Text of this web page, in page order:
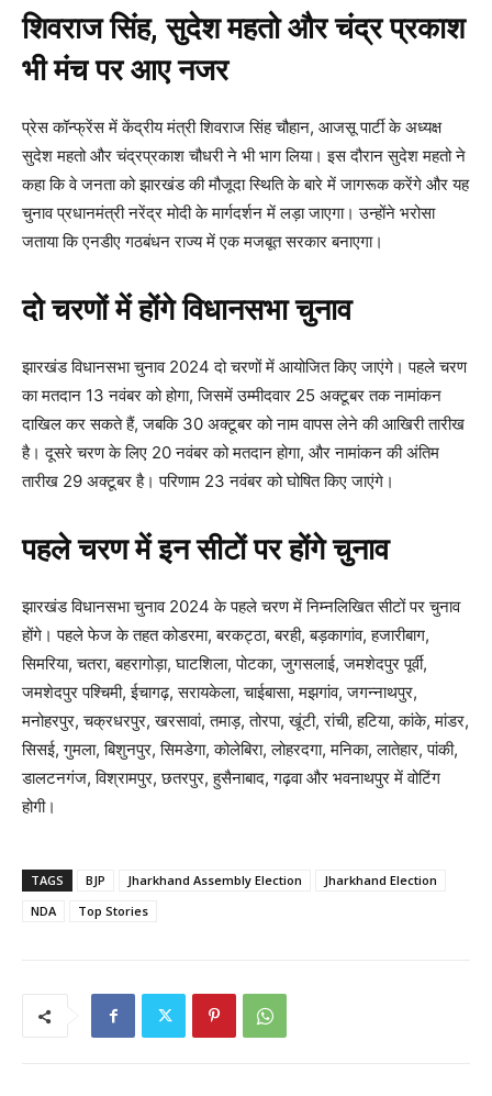
शिवराज सिंह, सुदेश महतो और चंद्र प्रकाश
भी मंच पर आए नजर
प्रेस कॉन्फ्रेंस में केंद्रीय मंत्री शिवराज सिंह चौहान, आजसू पार्टी के अध्यक्ष
सुदेश महतो और चंद्रप्रकाश चौधरी ने भी भाग लिया। इस दौरान सुदेश महतो ने
कहा कि वे जनता को झारखंड की मौजूदा स्थिति के बारे में जागरूक करेंगे और यह
चुनाव प्रधानमंत्री नरेंद्र मोदी के मार्गदर्शन में लड़ा जाएगा। उन्होंने भरोसा
जताया कि एनडीए गठबंधन राज्य में एक मजबूत सरकार बनाएगा।
दो चरणों में होंगे विधानसभा चुनाव
झारखंड विधानसभा चुनाव 2024 दो चरणों में आयोजित किए जाएंगे। पहले चरण
का मतदान 13 नवंबर को होगा, जिसमें उम्मीदवार 25 अक्टूबर तक नामांकन
दाखिल कर सकते हैं, जबकि 30 अक्टूबर को नाम वापस लेने की आखिरी तारीख
है। दूसरे चरण के लिए 20 नवंबर को मतदान होगा, और नामांकन की अंतिम
तारीख 29 अक्टूबर है। परिणाम 23 नवंबर को घोषित किए जाएंगे।
पहले चरण में इन सीटों पर होंगे चुनाव
झारखंड विधानसभा चुनाव 2024 के पहले चरण में निम्नलिखित सीटों पर चुनाव
होंगे। पहले फेज के तहत कोडरमा, बरकट्ठा, बरही, बड़कागांव, हजारीबाग,
सिमरिया, चतरा, बहरागोड़ा, घाटशिला, पोटका, जुगसलाई, जमशेदपुर पूर्वी,
जमशेदपुर पश्चिमी, ईचागढ़, सरायकेला, चाईबासा, मझगांव, जगन्नाथपुर,
मनोहरपुर, चक्रधरपुर, खरसावां, तमाड़, तोरपा, खूंटी, रांची, हटिया, कांके, मांडर,
सिसई, गुमला, बिशुनपुर, सिमडेगा, कोलेबिरा, लोहरदगा, मनिका, लातेहार, पांकी,
डालटनगंज, विश्रामपुर, छतरपुर, हुसैनाबाद, गढ़वा और भवनाथपुर में वोटिंग
होगी।
TAGS BJP Jharkhand Assembly Election
Jharkhand Election
NDA
Top Stories